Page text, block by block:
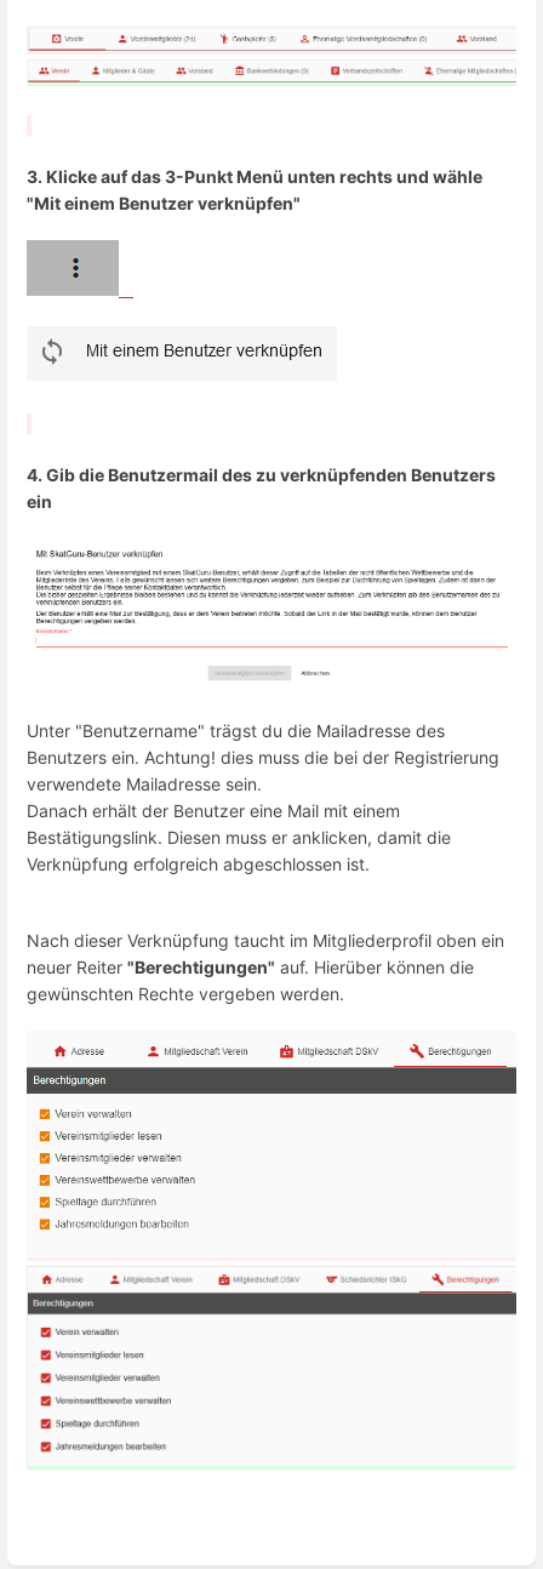
3. Klicke auf das 3-Punkt Menü unten rechts und wähle
"Mit einem Benutzer verknüpfen"
4. Gib die Benutzermail des zu verknüpfenden Benutzers
ein
Unter "Benutzername" trägst du die Mailadresse des
Benutzers ein. Achtung! dies muss die bei der Registrierung
verwendete Mailadresse sein.
Danach erhält der Benutzer eine Mail mit einem
Bestätigungslink. Diesen muss er anklicken, damit die
Verknüpfung erfolgreich abgeschlossen ist.
Nach dieser Verknüpfung taucht im Mitgliederprofil oben ein
neuer Reiter "Berechtigungen" auf. Hierüber können die
gewünschten Rechte vergeben werden.